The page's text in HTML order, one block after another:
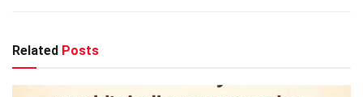
Related Posts